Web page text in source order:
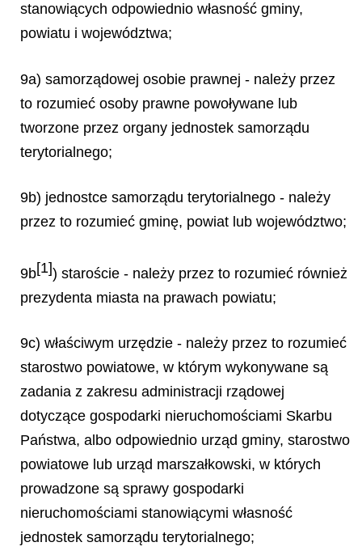
stanowiących odpowiednio własność gminy,
powiatu i województwa;
9a) samorządowej osobie prawnej - należy przez
to rozumieć osoby prawne powoływane lub
tworzone przez organy jednostek samorządu
terytorialnego;
9b) jednostce samorządu terytorialnego - należy
przez to rozumieć gminę, powiat lub województwo;
9b[1]) staroście - należy przez to rozumieć również
prezydenta miasta na prawach powiatu;
9c) właściwym urzędzie - należy przez to rozumieć
starostwo powiatowe, w którym wykonywane są
zadania z zakresu administracji rządowej
dotyczące gospodarki nieruchomościami Skarbu
Państwa, albo odpowiednio urząd gminy, starostwo
powiatowe lub urząd marszałkowski, w których
prowadzone są sprawy gospodarki
nieruchomościami stanowiącymi własność
jednostek samorządu terytorialnego;